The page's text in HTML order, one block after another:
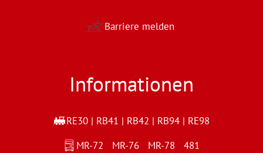
Barriere melden
Informationen
RE30 | RB41 | RB42 | RB94 | RE98
MR-72 MR-76 MR-78 481